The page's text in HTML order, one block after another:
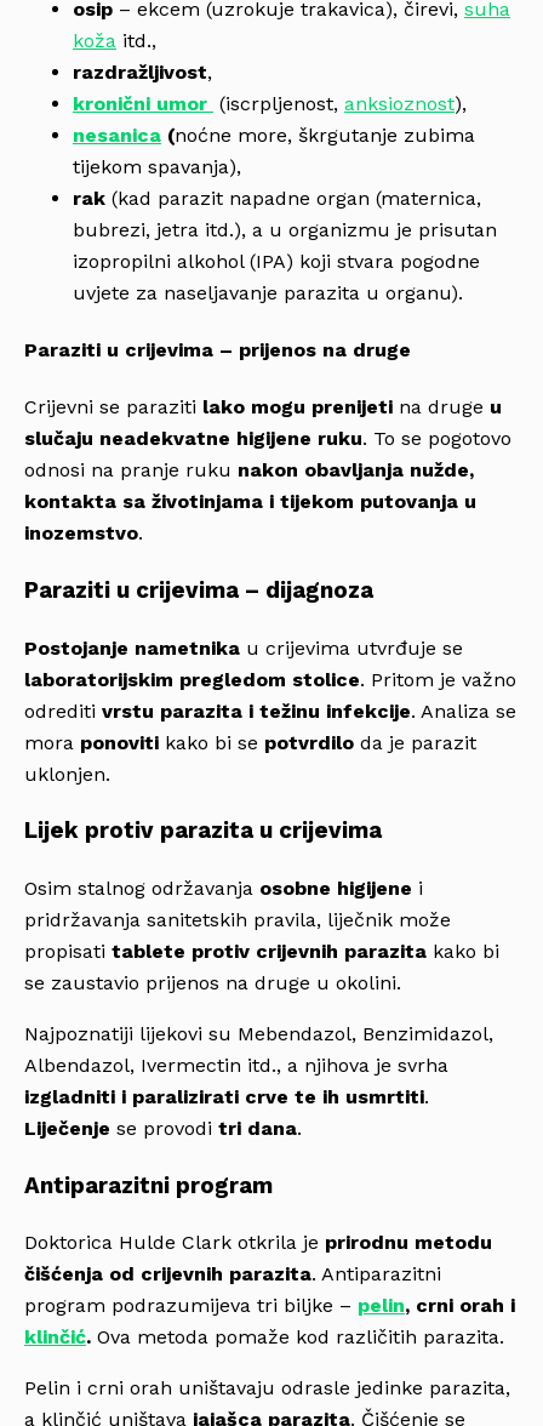
osip – ekcem (uzrokuje trakavica), čirevi, suha
koža itd.,
razdražljivost,
kronični umor (iscrpljenost, anksioznost),
nesanica (noćne more, škrgutanje zubima
tijekom spavanja),
rak (kad parazit napadne organ (maternica,
bubrezi, jetra itd.), a u organizmu je prisutan
izopropilni alkohol (IPA) koji stvara pogodne
uvjete za naseljavanje parazita u organu).
Paraziti u crijevima – prijenos na druge
Crijevni se paraziti lako mogu prenijeti na druge u
slučaju neadekvatne higijene ruku. To se pogotovo
odnosi na pranje ruku nakon obavljanja nužde,
kontakta sa životinjama i tijekom putovanja u
inozemstvo.
Paraziti u crijevima – dijagnoza
Postojanje nametnika u crijevima utvrđuje se
laboratorijskim pregledom stolice. Pritom je važno
odrediti vrstu parazita i težinu infekcije. Analiza se
mora ponoviti kako bi se potvrdilo da je parazit
uklonjen.
Lijek protiv parazita u crijevima
Osim stalnog održavanja osobne higijene i
pridržavanja sanitetskih pravila, liječnik može
propisati tablete protiv crijevnih parazita kako bi
se zaustavio prijenos na druge u okolini.
Najpoznatiji lijekovi su Mebendazol, Benzimidazol,
Albendazol, Ivermectin itd., a njihova je svrha
izgladniti i paralizirati crve te ih usmrtiti.
Liječenje se provodi tri dana.
Antiparazitni program
Doktorica Hulde Clark otkrila je prirodnu metodu
čišćenja od crijevnih parazita. Antiparazitni
program podrazumijeva tri biljke – pelin, crni orah i
klinčić. Ova metoda pomaže kod različitih parazita.
Pelin i crni orah uništavaju odrasle jedinke parazita,
a klinčić uništava jajašca parazita. Čišćenje se